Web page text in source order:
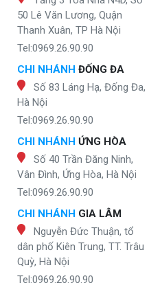
50 Lê Văn Lương, Quận
Thanh Xuân, TP Hà Nội
Tel:0969.26.90.90
CHI NHÁNH ĐỐNG ĐA
Số 83 Láng Hạ, Đống Đa,
Hà Nội
Tel:0969.26.90.90
CHI NHÁNH ỨNG HÒA
Số 40 Trần Đăng Ninh,
Vân Đình, Ứng Hòa, Hà Nội
Tel:0969.26.90.90
CHI NHÁNH GIA LÂM
Nguyễn Đức Thuận, tổ
dân phố Kiên Trung, TT. Trâu
Quỳ, Hà Nội
Tel:0969.26.90.90